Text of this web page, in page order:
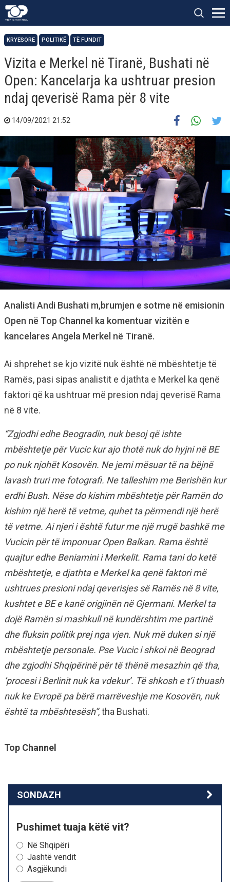
KRYESORE POLITIKË TË FUNDIT
Vizita e Merkel në Tiranë, Bushati në
Open: Kancelarja ka ushtruar presion
ndaj qeverisë Rama për 8 vite
14/09/2021 21:52
Analisti Andi Bushati m,brumjen e sotme në emisionin
Open në Top Channel ka komentuar vizitën e
kancelares Angela Merkel në Tiranë.
Ai shprehet se kjo vizitë nuk është në mbështetje të
Ramës, pasi sipas analistit e djathta e Merkel ka qenë
faktori që ka ushtruar më presion ndaj qeverisë Rama
në 8 vite.
“Zgjodhi edhe Beogradin, nuk besoj që ishte
mbështetje për Vucic kur ajo thotë nuk do hyjni në BE
po nuk njohët Kosovën. Ne jemi mësuar të na bëjnë
lavash truri me fotografi. Ne talleshim me Berishën kur
erdhi Bush. Nëse do kishim mbështetje për Ramën do
kishim një herë të vetme, quhet ta përmendi një herë
të vetme. Ai njeri i është futur me një rrugë bashkë me
Vucicin për të imponuar Open Balkan. Rama është
quajtur edhe Beniamini i Merkelit. Rama tani do ketë
mbështetje, e djathta e Merkel ka qenë faktori më
ushtrues presioni ndaj qeverisjes së Ramës në 8 vite,
kushtet e BE e kanë origjinën në Gjermani. Merkel ta
dojë Ramën si mashkull në kundërshtim me partinë
dhe fluksin politik prej nga vjen. Nuk më duken si një
mbështetje personale. Pse Vucic i shkoi në Beograd
dhe zgjodhi Shqipërinë për të thënë mesazhin që tha,
‘procesi i Berlinit nuk ka vdekur’. Të shkosh e t’i thuash
nuk ke Evropë pa bërë marrëveshje me Kosovën, nuk
është ta mbështesësh”, tha Bushati.
Top Channel
SONDAZH
Pushimet tuaja këtë vit?
Në Shqipëri
Jashtë vendit
Asgjëkundi